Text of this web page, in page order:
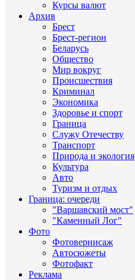
Курсы валют
Архив
Брест
Брест-регион
Беларусь
Общество
Мир вокруг
Происшествия
Криминал
Экономика
Здоровье и спорт
Граница
Служу Отечеству
Транспорт
Природа и экология
Культура
Авто
Туризм и отдых
Граница: очереди
"Варшавский мост"
"Каменный Лог"
Фото
Фотовернисаж
Автосюжеты
Фотофакт
Реклама